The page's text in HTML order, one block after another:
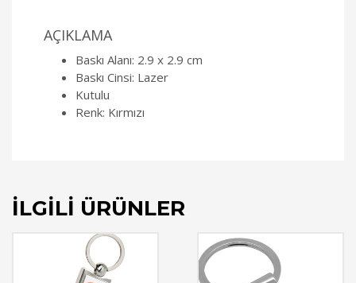
AÇIKLAMA
Baskı Alanı: 2.9 x 2.9 cm
Baskı Cinsi: Lazer
Kutulu
Renk: Kırmızı
İLGILI ÜRÜNLER